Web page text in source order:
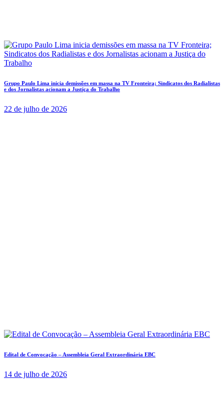
Grupo Paulo Lima inicia demissões em massa na TV Fronteira; Sindicatos dos Radialistas
e dos Jornalistas acionam a Justiça do Trabalho
22 de julho de 2026
Edital de Convocação – Assembleia Geral Extraordinária EBC
14 de julho de 2026